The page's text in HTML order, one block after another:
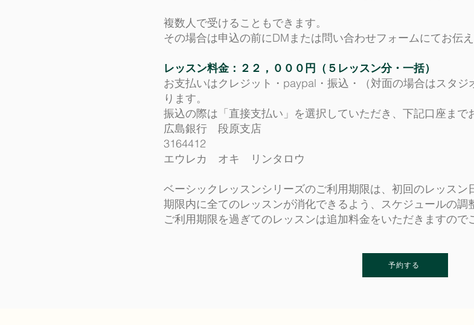
複数人で受けることもできます。
その場合は申込の前にDMまたは問い合わせフォームにてお伝え
​レッスン料金：２２，０００円（５レッスン分・一括）
お支払いはクレジット・paypal・振込・（対面の場合はスタ
ります。
振込の際は「直接支払い」を選択していただき、下記口座まで
広島銀行 段原支店
3164412
エウレカ オキ リンタロウ
ベーシックレッスンシリーズのご利用期限は、初回のレッスン
期限内に全てのレッスンが消化できるよう、スケジュールの調
ご利用期限を過ぎてのレッスンは追加料金をいただきますので
予約する